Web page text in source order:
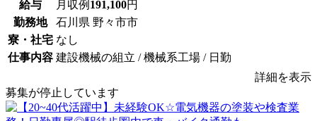
給与 月収例 191,100円
勤務地
石川県 野々市市
寮・社宅 なし
仕事内容 建設機械の組立 / 機械系工場 / 日勤
詳細を表示
募集が停止しています